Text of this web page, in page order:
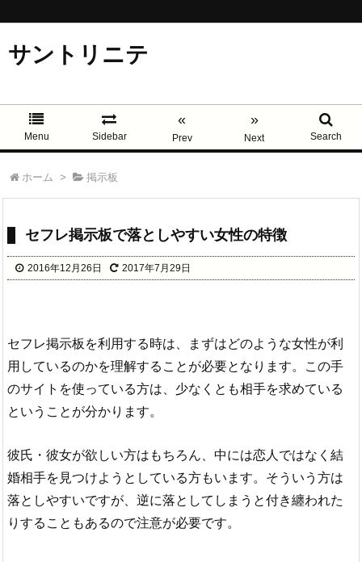
サントリニテ
Menu Sidebar
«
Prev
»
Next Search
ホーム > 掲示板
セフレ掲示板で落としやすい女性の特徴
2016年12月26日 2017年7月29日
セフレ掲示板を利用する時は、まずはどのような女性が利
用しているのかを理解することが必要となります。この手
のサイトを使っている方は、少なくとも相手を求めている
ということが分かります。
彼氏・彼女が欲しい方はもちろん、中には恋人ではなく結
婚相手を見つけようとしている方もいます。そういう方は
落としやすいですが、逆に落としてしまうと付き纏われた
りすることもあるので注意が必要です。